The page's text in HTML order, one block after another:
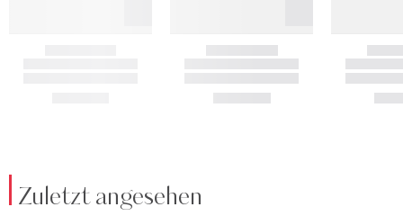
Zuletzt angesehen